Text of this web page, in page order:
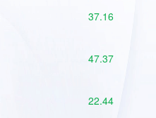
37.16
47.37
22.44